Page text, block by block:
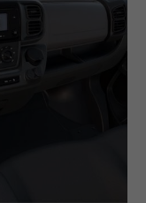
Apple
la radio DAB